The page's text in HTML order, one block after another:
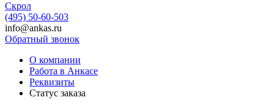
Скрол
(495) 50-60-503
info@ankas.ru
Обратный звонок
О компании
Работа в Анкасе
Реквизиты
Статус заказа